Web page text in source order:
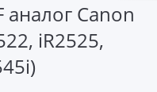
аналог Canon
iR2525,